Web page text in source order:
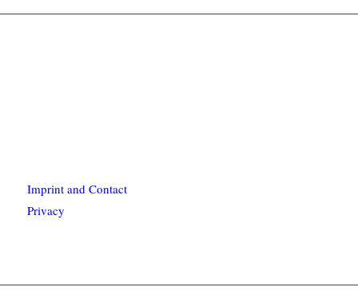
Imprint and Contact
Privacy